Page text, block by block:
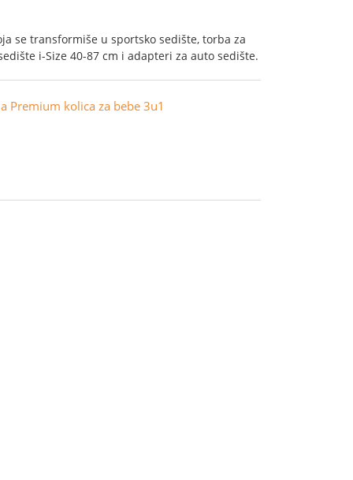
se transformiše u sportsko sedište, torba za
i-Size 40-87 cm i adapteri za auto sedište.
Premium kolica za bebe 3u1